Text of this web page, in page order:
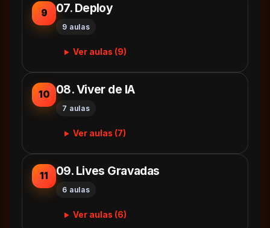
9 07. Deploy
9 aulas
Ver aulas (9)
10 08. Viver de IA
7 aulas
Ver aulas (7)
11 09. Lives Gravadas
6 aulas
Ver aulas (6)